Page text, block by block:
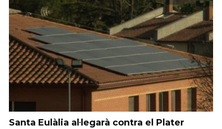
Santa Eulàlia al·legarà contra el Plater